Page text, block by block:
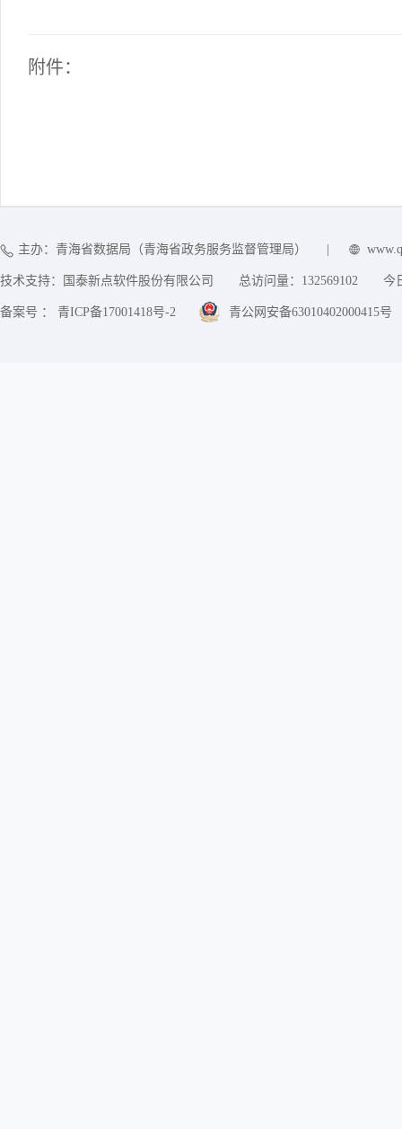
附件：
主办：青海省数据局（青海省政务服务监督管理局）
技术支持：国泰新点软件股份有限公司 总访问量： 132569102 今
备案号 ： 青ICP备17001418号-2 青公网安备63010402000415号